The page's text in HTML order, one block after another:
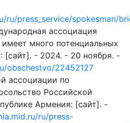
ru/press_service/spokesman/
ассоциация
много потенциальных
[сайт]. - 2024. - 20 ноября. -
obschestvo/22452127
ассоциации по
Российской
Армения: [сайт]. -
ru/press-